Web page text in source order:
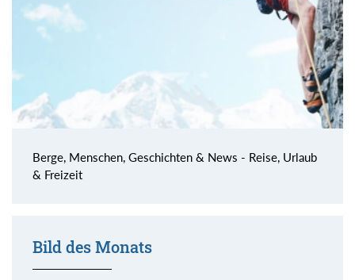
Berge, Menschen, Geschichten & News - Reise, Urlaub
& Freizeit
Bild des Monats